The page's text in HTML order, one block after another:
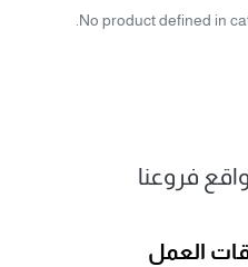
No product defined in
فروعنا
العمل